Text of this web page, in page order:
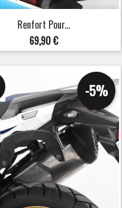
Renfort Pour...
Prix
69,90 €
-5%